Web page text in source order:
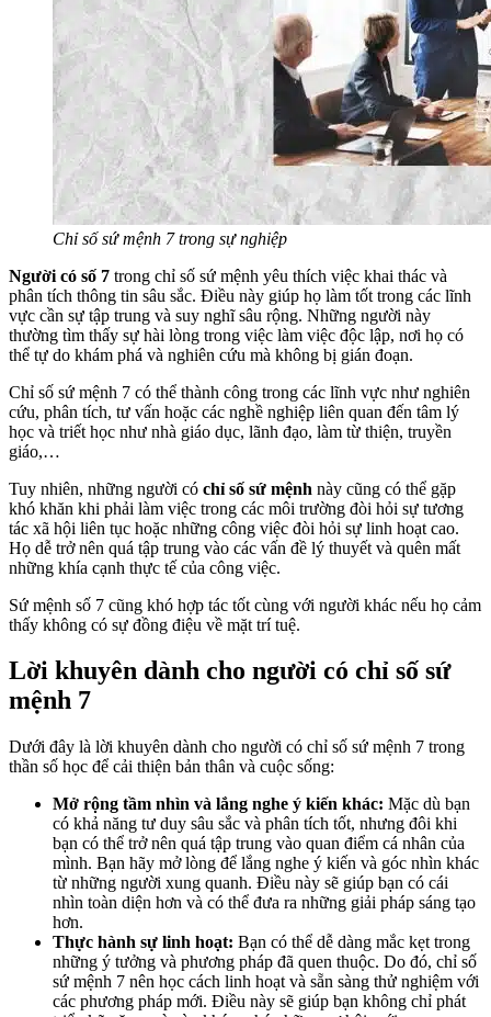
Chỉ số sứ mệnh 7 trong sự nghiệp
Người có số 7 trong chỉ số sứ mệnh yêu thích việc khai thác và
phân tích thông tin sâu sắc. Điều này giúp họ làm tốt trong các lĩnh
vực cần sự tập trung và suy nghĩ sâu rộng. Những người này
thường tìm thấy sự hài lòng trong việc làm việc độc lập, nơi họ có
thể tự do khám phá và nghiên cứu mà không bị gián đoạn.
Chỉ số sứ mệnh 7 có thể thành công trong các lĩnh vực như nghiên
cứu, phân tích, tư vấn hoặc các nghề nghiệp liên quan đến tâm lý
học và triết học như nhà giáo dục, lãnh đạo, làm từ thiện, truyền
giáo,…
Tuy nhiên, những người có chỉ số sứ mệnh này cũng có thể gặp
khó khăn khi phải làm việc trong các môi trường đòi hỏi sự tương
tác xã hội liên tục hoặc những công việc đòi hỏi sự linh hoạt cao.
Họ dễ trở nên quá tập trung vào các vấn đề lý thuyết và quên mất
những khía cạnh thực tế của công việc.
Sứ mệnh số 7 cũng khó hợp tác tốt cùng với người khác nếu họ cảm
thấy không có sự đồng điệu về mặt trí tuệ.
Lời khuyên dành cho người có chỉ số sứ
mệnh 7
Dưới đây là lời khuyên dành cho người có chỉ số sứ mệnh 7 trong
thần số học để cải thiện bản thân và cuộc sống:
Mở rộng tầm nhìn và lắng nghe ý kiến khác: Mặc dù bạn
có khả năng tư duy sâu sắc và phân tích tốt, nhưng đôi khi
bạn có thể trở nên quá tập trung vào quan điểm cá nhân của
mình. Bạn hãy mở lòng để lắng nghe ý kiến và góc nhìn khác
từ những người xung quanh. Điều này sẽ giúp bạn có cái
nhìn toàn diện hơn và có thể đưa ra những giải pháp sáng tạo
hơn.
Thực hành sự linh hoạt: Bạn có thể dễ dàng mắc kẹt trong
những ý tưởng và phương pháp đã quen thuộc. Do đó, chỉ số
sứ mệnh 7 nên học cách linh hoạt và sẵn sàng thử nghiệm với
các phương pháp mới. Điều này sẽ giúp bạn không chỉ phát